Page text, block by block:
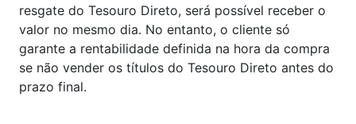
resgate do Tesouro Direto, será possível receber o
valor no mesmo dia. No entanto, o cliente só
garante a rentabilidade definida na hora da compra
se não vender os títulos do Tesouro Direto antes do
prazo final.